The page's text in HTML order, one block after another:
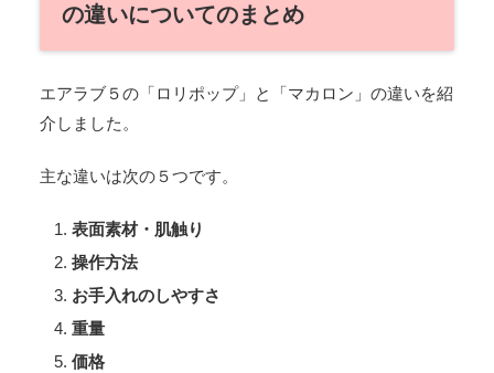
の違いについてのまとめ
エアラブ５の「ロリポップ」と「マカロン」の違いを紹
介しました。
主な違いは次の５つです。
表面素材・肌触り
操作方法
お手入れのしやすさ
重量
価格